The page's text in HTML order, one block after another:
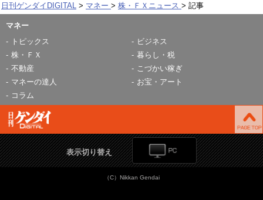
日刊ゲンダイDIGITAL マネー 株・ＦＸニュース 記事
マネー
トピックス
ビジネス
株・ＦＸ
暮らし・税
不動産
こづかい稼ぎ
マネーの達人
お宝・アート
コラム
表示切り替え
（C）Nikkan Gendai